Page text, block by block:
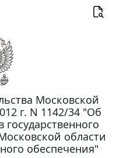
Московской
г. N 1142/34 "Об
государственного
области
обеспечения"